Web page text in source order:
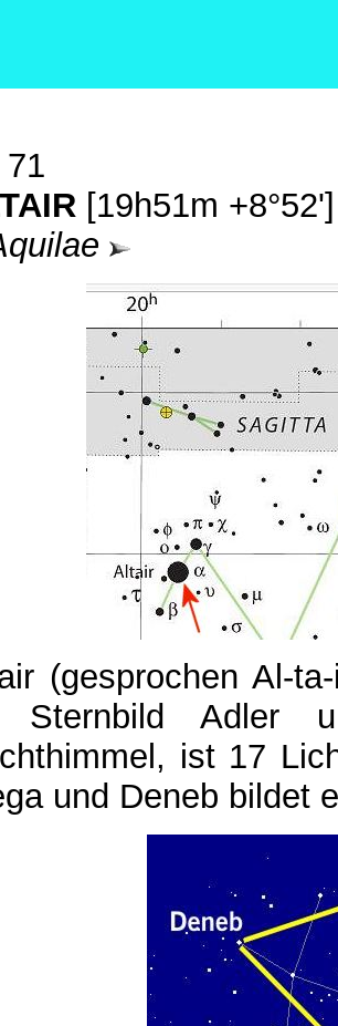
[19h51m +8°52']
(gesprochen Al-
Sternbild Adler
ist 17
und Deneb bildet